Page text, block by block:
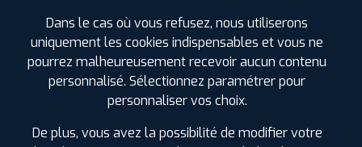
0474664109
HORAIRES | +D'INFOS
4
PROFIL PLUS GENAY
LES GARAGES PROFIL PLUS
DANS LES VILLES À PROXIMITÉ
Ambérieu-en-Bugey (01)
Belleville (69)
Dans le cas où vous refusez, nous utiliserons
uniquement les cookies indispensables et vous ne
pourrez malheureusement recevoir aucun contenu
personnalisé. Sélectionnez paramétrer pour
personnaliser vos choix.
De plus, vous avez la possibilité de modifier votre